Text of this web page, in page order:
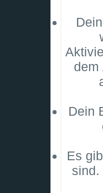
dem
Dein
Es
sind.